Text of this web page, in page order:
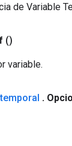
de Variable
()
variable.
temporal .